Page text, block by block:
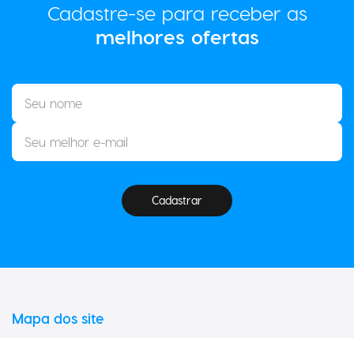
Cadastre-se para receber as
melhores ofertas
Cadastrar
Mapa dos site